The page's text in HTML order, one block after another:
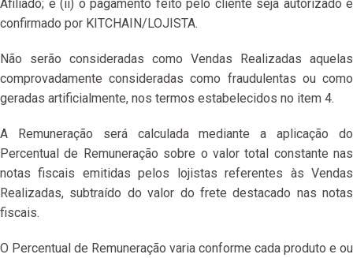
Afiliado; e (ii) o pagamento feito pelo cliente seja autorizado e
confirmado por KITCHAIN/LOJISTA.
Não serão consideradas como Vendas Realizadas aquelas
comprovadamente consideradas como fraudulentas ou como
geradas artificialmente, nos termos estabelecidos no item 4.
A Remuneração será calculada mediante a aplicação do
Percentual de Remuneração sobre o valor total constante nas
notas fiscais emitidas pelos lojistas referentes às Vendas
Realizadas, subtraído do valor do frete destacado nas notas
fiscais.
O Percentual de Remuneração varia conforme cada produto e ou